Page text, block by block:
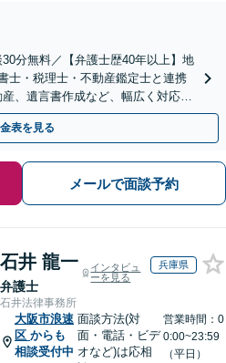
分無料／【弁護士歴40年以上】地
士・税理士・不動産鑑定士と連携
、遺言書作成など、幅広く対応し
表を見る
メールで面談予約
石井 龍一
弁護士
インタビュ
ーを見る
兵庫県
石井法律事務所
大阪市浪速
区 からも
相談受付中
面談方法(対
面・電話・ビデ
オなど)は応相
営業時間：0
0:00~23:59
（平日）